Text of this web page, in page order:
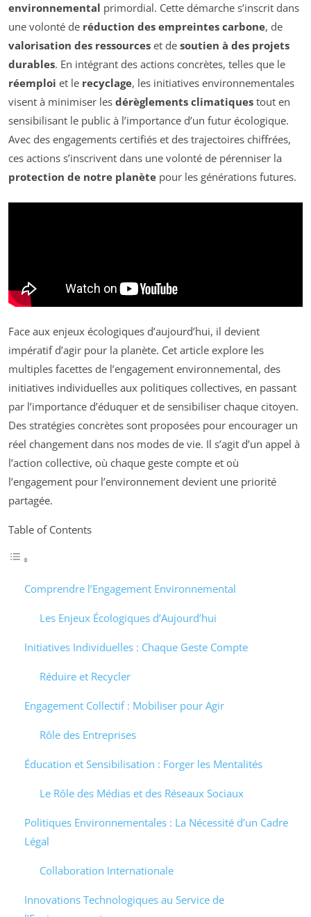
environnemental primordial. Cette démarche s’inscrit dans
une volonté de réduction des empreintes carbone, de
valorisation des ressources et de soutien à des projets
durables. En intégrant des actions concrètes, telles que le
réemploi et le recyclage, les initiatives environnementales
visent à minimiser les dérèglements climatiques tout en
sensibilisant le public à l’importance d’un futur écologique.
Avec des engagements certifiés et des trajectoires chiffrées,
ces actions s’inscrivent dans une volonté de pérenniser la
protection de notre planète pour les générations futures.
Face aux enjeux écologiques d’aujourd’hui, il devient
impératif d’agir pour la planète. Cet article explore les
multiples facettes de l’engagement environnemental, des
initiatives individuelles aux politiques collectives, en passant
par l’importance d’éduquer et de sensibiliser chaque citoyen.
Des stratégies concrètes sont proposées pour encourager un
réel changement dans nos modes de vie. Il s’agit d’un appel à
l’action collective, où chaque geste compte et où
l’engagement pour l’environnement devient une priorité
partagée.
Table of Contents
Comprendre l’Engagement Environnemental
Les Enjeux Écologiques d’Aujourd’hui
Initiatives Individuelles : Chaque Geste Compte
Réduire et Recycler
Engagement Collectif : Mobiliser pour Agir
Rôle des Entreprises
Éducation et Sensibilisation : Forger les Mentalités
Le Rôle des Médias et des Réseaux Sociaux
Politiques Environnementales : La Nécessité d’un Cadre
Légal
Collaboration Internationale
Innovations Technologiques au Service de